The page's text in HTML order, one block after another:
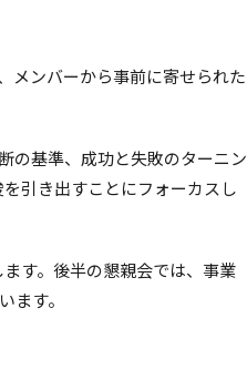
メンバーから事前に寄せられた
の基準、成功と失敗のターニン
引き出すことにフォーカスし
す。後半の懇親会では、事業
ます。